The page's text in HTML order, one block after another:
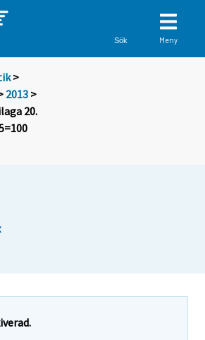
Sök Meny
>
2013 >
20.